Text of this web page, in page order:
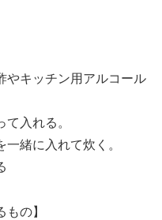
キッチン用アルコール
入れる。
緒に入れて炊く。
の】